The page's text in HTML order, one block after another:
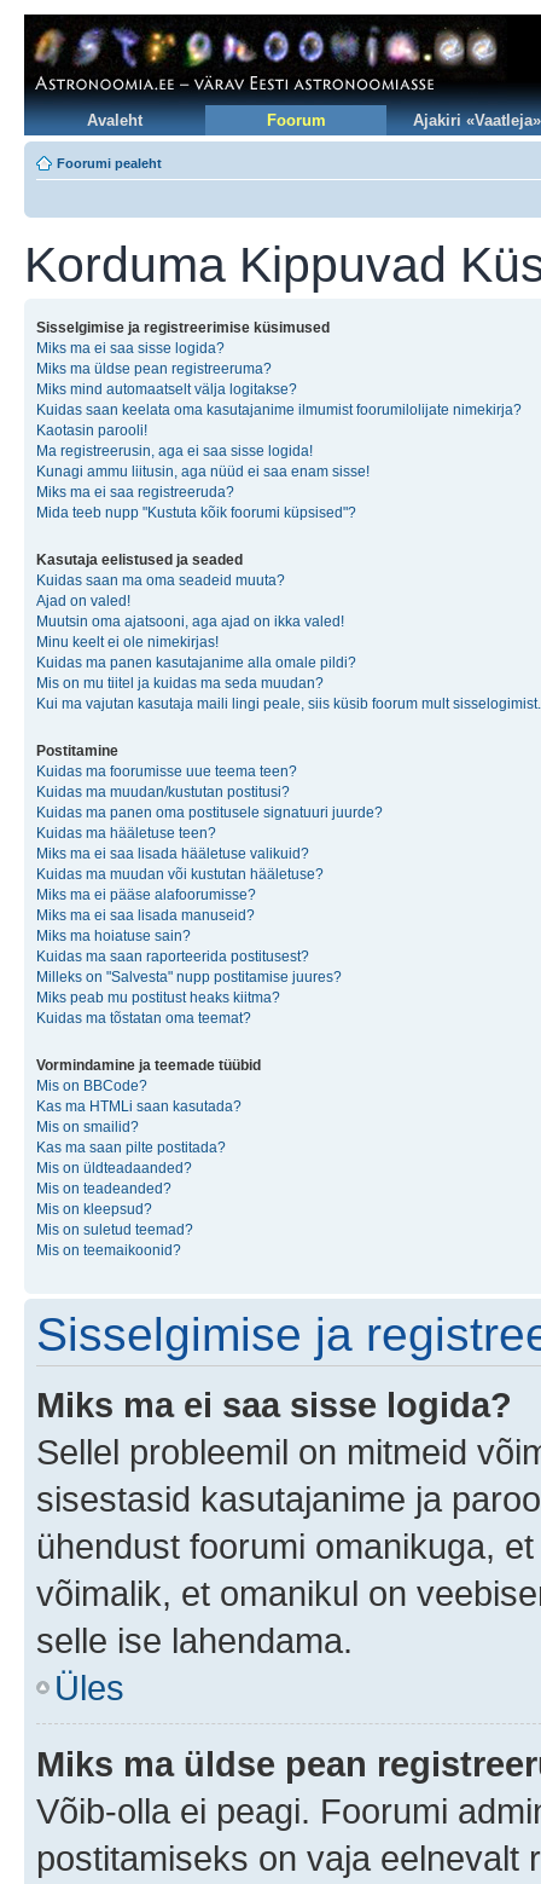
Avaleht Foorum Ajakiri «Vaatleja»
Foorumi pealeht
Korduma Kippuvad
Sisselgimise ja registreerimise küsimused
Miks ma ei saa sisse logida?
Miks ma üldse pean registreeruma?
Miks mind automaatselt välja logitakse?
Kuidas saan keelata oma kasutajanime ilmumist foorumilolijate nimekirja?
Kaotasin parooli!
Ma registreerusin, aga ei saa sisse logida!
Kunagi ammu liitusin, aga nüüd ei saa enam sisse!
Miks ma ei saa registreeruda?
Mida teeb nupp "Kustuta kõik foorumi küpsised"?
Kasutaja eelistused ja seaded
Kuidas saan ma oma seadeid muuta?
Ajad on valed!
Muutsin oma ajatsooni, aga ajad on ikka valed!
Minu keelt ei ole nimekirjas!
Kuidas ma panen kasutajanime alla omale pildi?
Mis on mu tiitel ja kuidas ma seda muudan?
Kui ma vajutan kasutaja maili lingi peale, siis küsib foorum mult sisselogimist.
Postitamine
Kuidas ma foorumisse uue teema teen?
Kuidas ma muudan/kustutan postitusi?
Kuidas ma panen oma postitusele signatuuri juurde?
Kuidas ma hääletuse teen?
Miks ma ei saa lisada hääletuse valikuid?
Kuidas ma muudan või kustutan hääletuse?
Miks ma ei pääse alafoorumisse?
Miks ma ei saa lisada manuseid?
Miks ma hoiatuse sain?
Kuidas ma saan raporteerida postitusest?
Milleks on "Salvesta" nupp postitamise juures?
Miks peab mu postitust heaks kiitma?
Kuidas ma tõstatan oma teemat?
Vormindamine ja teemade tüübid
Mis on BBCode?
Kas ma HTMLi saan kasutada?
Mis on smailid?
Kas ma saan pilte postitada?
Mis on üldteadaanded?
Mis on teadeanded?
Mis on kleepsud?
Mis on suletud teemad?
Mis on teemaikoonid?
Sisselgimise ja
Miks ma ei saa sisse logida?
Sellel probleemil on mitmeid
sisestasid kasutajanime ja
ühendust foorumi omanikuga,
võimalik, et omanikul on
selle ise lahendama.
Üles
Miks ma üldse pean
Võib-olla ei peagi. Foorumi
postitamiseks on vaja eelnevalt